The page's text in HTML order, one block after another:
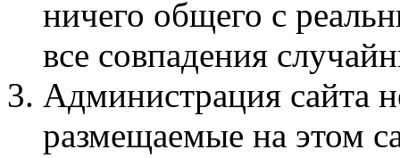
ничего общего с
все совпадения
Администрация сайта
размещаемые на этом